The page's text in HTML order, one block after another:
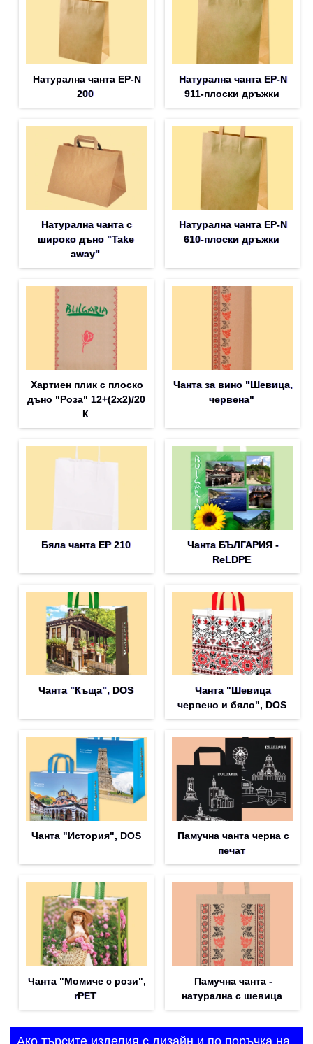
Натурална чанта EP-N
200
Натурална чанта EP-N
911-плоски дръжки
Натурална чанта с
широко дъно "Take
away"
Натурална чанта EP-N
610-плоски дръжки
Хартиен плик с плоско
дъно "Роза" 12+(2х2)/20
К
Чанта за вино "Шевица,
червена"
Бяла чанта EP 210
Чанта БЪЛГАРИЯ -
ReLDPE
Чанта "Къща", DOS
Чанта "Шевица
червено и бяло", DOS
Чанта "История", DOS
Памучна чанта черна с
печат
Чанта "Момиче с рози",
rPET
Памучна чанта -
натурална с шевица
Ако търсите изделия с дизайн и по поръчка на